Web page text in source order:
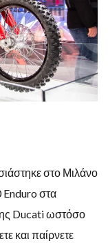
στο Μιλάνο
Enduro στα
Ducati ωστόσο
και παίρνετε